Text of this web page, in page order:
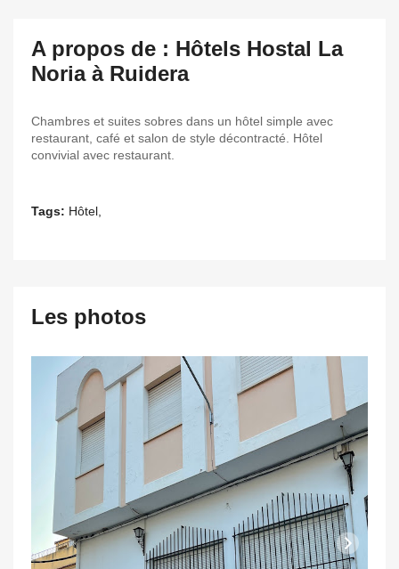
A propos de : Hôtels Hostal La
Noria à Ruidera
Chambres et suites sobres dans un hôtel simple avec
restaurant, café et salon de style décontracté. Hôtel
convivial avec restaurant.
Tags: Hôtel,
Les photos